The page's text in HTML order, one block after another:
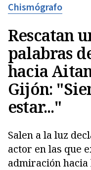
Chismógrafo
Rescatan
palabras
hacia
Gijón:
estar..."
Salen a la luz
actor en las que
admiración